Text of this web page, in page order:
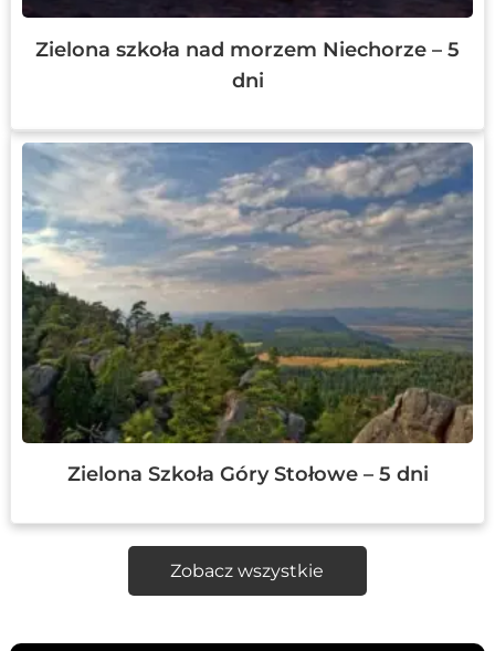
Zielona szkoła nad morzem Niechorze – 5
dni
Zielona Szkoła Góry Stołowe – 5 dni
Zobacz wszystkie